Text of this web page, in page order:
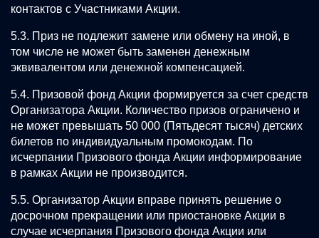
контактов с Участниками Акции.
5.3. Приз не подлежит замене или обмену на иной, в
том числе не может быть заменен денежным
эквивалентом или денежной компенсацией.
5.4. Призовой фонд Акции формируется за счет средств
Организатора Акции. Количество призов ограничено и
не может превышать 50 000 (Пятьдесят тысяч) детских
билетов по индивидуальным промокодам. По
исчерпании Призового фонда Акции информирование
в рамках Акции не производится.
5.5. Организатор Акции вправе принять решение о
досрочном прекращении или приостановке Акции в
случае исчерпания Призового фонда Акции или